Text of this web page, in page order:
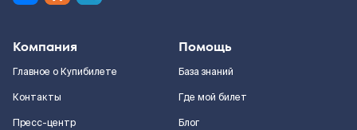
Компания
Главное о Купибилете
Контакты
Пресс-центр
Помощь
База знаний
Где мой билет
Блог